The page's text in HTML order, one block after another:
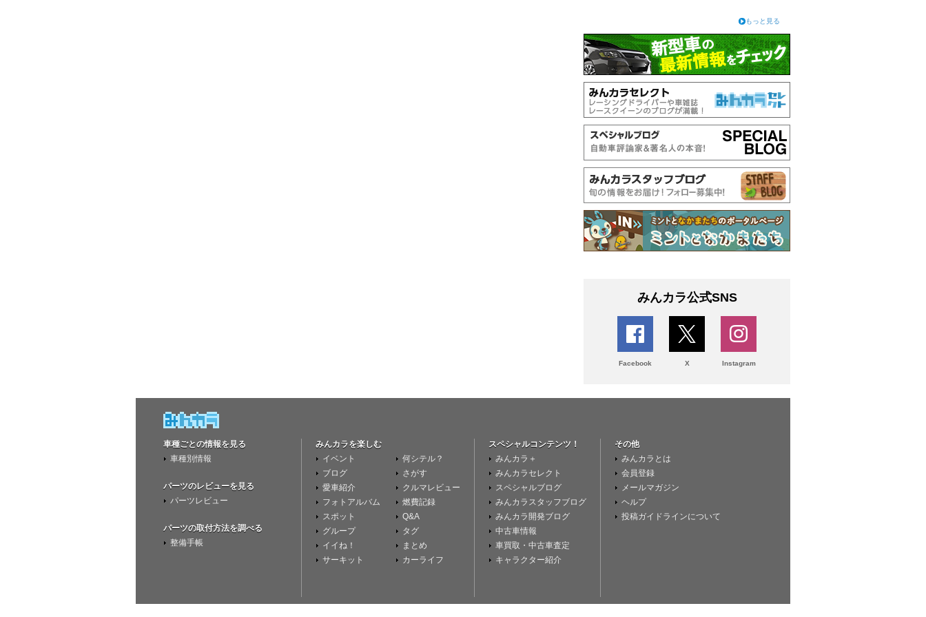
もっと見る
みんカラ公式SNS
Facebook X Instagram
車種ごとの情報を見る
車種別情報
パーツのレビューを見る
パーツレビュー
パーツの取付方法を調べる
整備手帳
みんカラを楽しむ
イベント
ブログ
愛車紹介
フォトアルバム
スポット
グループ
イイね！
サーキット
何シテル？
さがす
クルマレビュー
燃費記録
Q&A
タグ
まとめ
カーライフ
スペシャルコンテンツ！
みんカラ＋
みんカラセレクト
スペシャルブログ
みんカラスタッフブログ
みんカラ開発ブログ
中古車情報
車買取・中古車査定
キャラクター紹介
その他
みんカラとは
会員登録
メールマガジン
ヘルプ
投稿ガイドラインについて